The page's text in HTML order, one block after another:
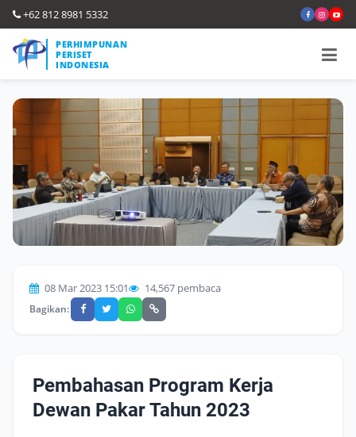
+62 812 8981 5332
PERHIMPUNAN
PERISET
INDONESIA
08 Mar 2023 15:01 14,567 pembaca
Bagikan:
Pembahasan Program Kerja
Dewan Pakar Tahun 2023